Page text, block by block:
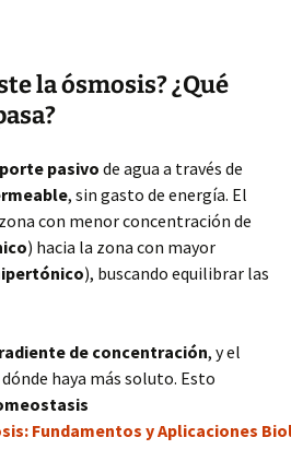
la ósmosis? ¿Qué
pasivode agua a través de
, sin gasto de energía. El
con menor concentración de
) hacia la zona con mayor
), buscando equilibrar las
de concentración, y el
haya más soluto. Esto
Fundamentos y Aplicaciones